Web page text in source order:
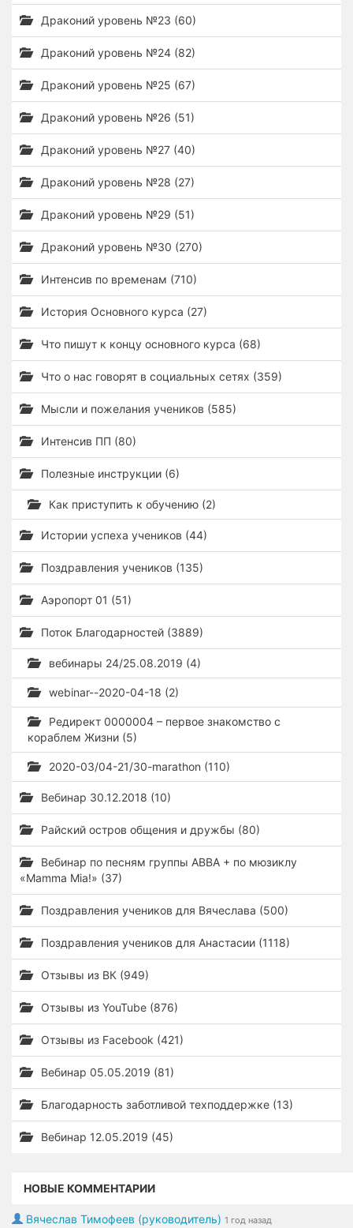
Драконий уровень №23 (60)
Драконий уровень №24 (82)
Драконий уровень №25 (67)
Драконий уровень №26 (51)
Драконий уровень №27 (40)
Драконий уровень №28 (27)
Драконий уровень №29 (51)
Драконий уровень №30 (270)
Интенсив по временам (710)
История Основного курса (27)
Что пишут к концу основного курса (68)
Что о нас говорят в социальных сетях (359)
Мысли и пожелания учеников (585)
Интенсив ПП (80)
Полезные инструкции (6)
Как приступить к обучению (2)
Истории успеха учеников (44)
Поздравления учеников (135)
Аэропорт 01 (51)
Поток Благодарностей (3889)
вебинары 24/25.08.2019 (4)
webinar--2020-04-18 (2)
Редирект 0000004 – первое знакомство с
кораблем Жизни (5)
2020-03/04-21/30-marathon (110)
Вебинар 30.12.2018 (10)
Райский остров общения и дружбы (80)
Вебинар по песням группы ABBA + по мюзиклу
«Mamma Mia!» (37)
Поздравления учеников для Вячеслава (500)
Поздравления учеников для Анастасии (1118)
Отзывы из ВК (949)
Отзывы из YouTube (876)
Отзывы из Facebook (421)
Вебинар 05.05.2019 (81)
Благодарность заботливой техподдержке (13)
Вебинар 12.05.2019 (45)
НОВЫЕ КОММЕНТАРИИ
Вячеслав Тимофеев (руководитель) 1 год назад